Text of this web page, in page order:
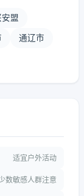
安盟
通辽市
适宜户外活动
数敏感人群注意